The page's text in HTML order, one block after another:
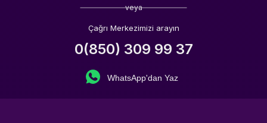
veya
Çağrı Merkezimizi arayın
0(850) 309 99 37
WhatsApp'dan Yaz